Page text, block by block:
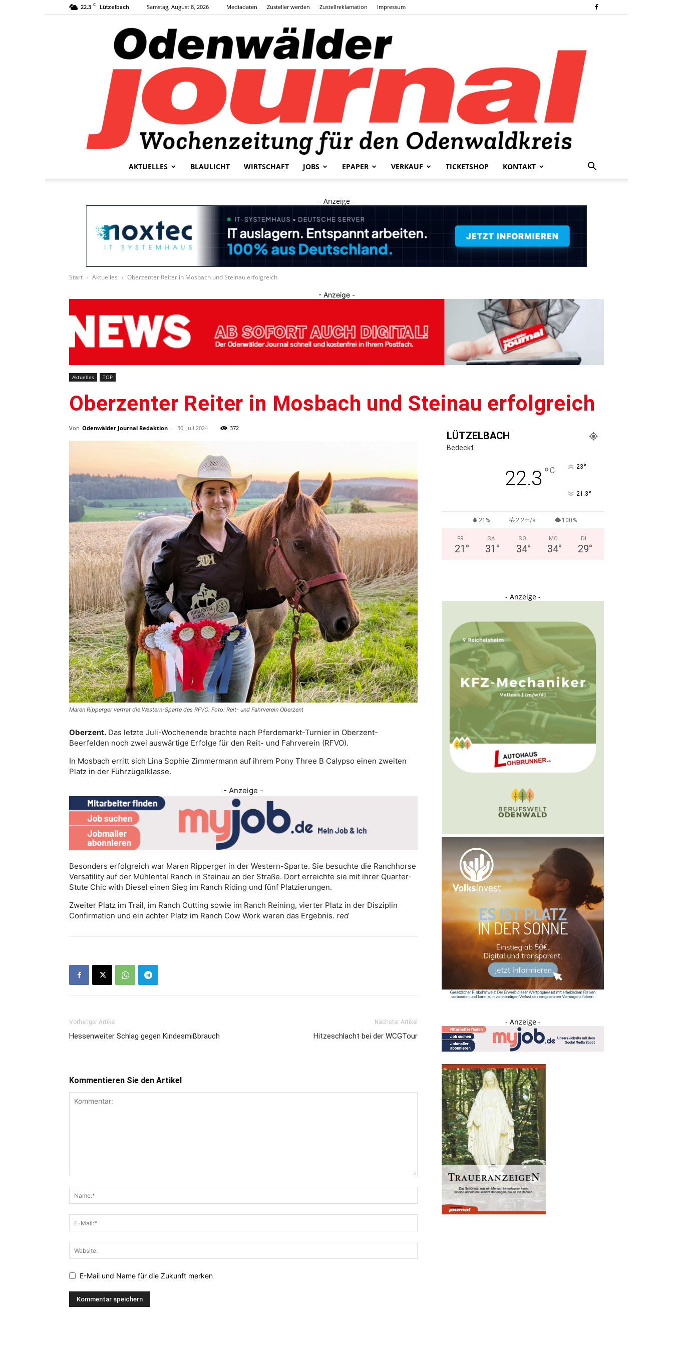
22.3 C Lützelbach Samstag, August 8, 2026 Mediadaten Zusteller werden Zustellreklamation Impressum
Journal
AKTUELLES BLAULICHT WIRTSCHAFT JOBS EPAPER VERKAUF TICKETSHOP KONTAKT
- Anzeige -
Start Aktuelles Oberzenter Reiter in Mosbach und Steinau erfolgreich
- Anzeige -
Aktuelles TOP
Oberzenter Reiter in Mosbach und Steinau erfolgreich
Von Odenwälder Journal Redaktion - 30. Juli 2024 372
Maren Ripperger vertrat die Western-Sparte des RFVO. Foto: Reit- und Fahrverein Oberzent
Oberzent. Das letzte Juli-Wochenende brachte nach Pferdemarkt-Turnier in Oberzent-
Beerfelden noch zwei auswärtige Erfolge für den Reit- und Fahrverein (RFVO).
In Mosbach erritt sich Lina Sophie Zimmermann auf ihrem Pony Three B Calypso einen zweiten
Platz in der Führzügelklasse.
- Anzeige -
Besonders erfolgreich war Maren Ripperger in der Western-Sparte. Sie besuchte die Ranchhorse
Versatility auf der Mühlental Ranch in Steinau an der Straße. Dort erreichte sie mit ihrer Quarter-
Stute Chic with Diesel einen Sieg im Ranch Riding und fünf Platzierungen.
Zweiter Platz im Trail, im Ranch Cutting sowie im Ranch Reining, vierter Platz in der Disziplin
Confirmation und ein achter Platz im Ranch Cow Work waren das Ergebnis. red
Vorheriger Artikel
Hessenweiter Schlag gegen Kindesmißbrauch
Nächster Artikel
Hitzeschlacht bei der WCGTour
Kommentieren Sie den Artikel
E-Mail und Name für die Zukunft merken
LÜTZELBACH
Bedeckt
22.3 °C 23°
21.3°
21% 2.2m/s 100%
FR.
21 °
SA.
31 °
SO.
34°
MO.
34°
DI.
29°
- Anzeige -
- Anzeige -